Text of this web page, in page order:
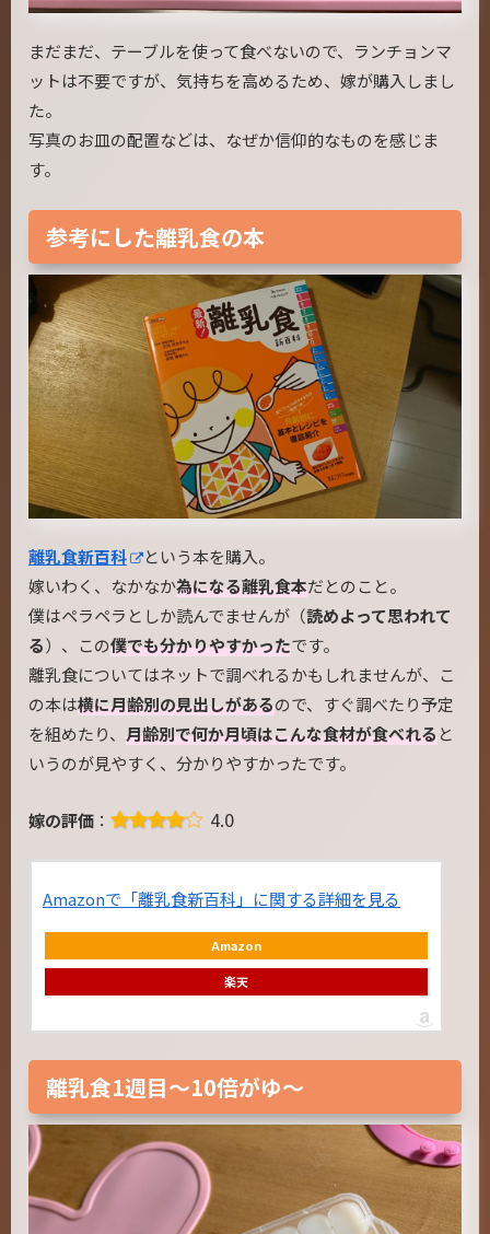
まだまだ、テーブルを使って食べないので、ランチョンマ
ットは不要ですが、気持ちを高めるため、嫁が購入しまし
た。
写真のお皿の配置などは、なぜか信仰的なものを感じま
す。
参考にした離乳食の本
離乳食新百科
という本を購入。
嫁いわく、なかなか為になる離乳食本だとのこと。
僕はペラペラとしか読んでませんが（読めよって思われて
る）、この僕でも分かりやすかったです。
離乳食についてはネットで調べれるかもしれませんが、こ
の本は横に月齢別の見出しがあるので、すぐ調べたり予定
を組めたり、 月齢別で何か月頃はこんな食材が食べれると
いうのが見やすく、分かりやすかったです。
嫁の評価 ： 4.0
Amazonで「離乳食新百科」に関する詳細を見る
Amazon
楽天
離乳食1週目～10倍がゆ～